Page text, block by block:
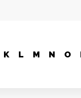
K L M N O